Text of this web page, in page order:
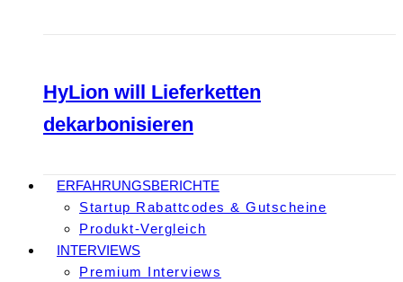
HyLion will Lieferketten
dekarbonisieren
ERFAHRUNGSBERICHTE
Startup Rabattcodes & Gutscheine
Produkt-Vergleich
INTERVIEWS
Premium Interviews